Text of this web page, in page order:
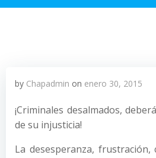
by Chapadmin on enero 30, 2015
¡Criminales desalmados,
de su injusticia!
La desesperanza,